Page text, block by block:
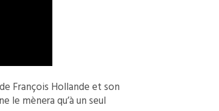
François Hollande et son
le mènera qu’à un seul